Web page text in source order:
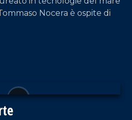
Nocera è ospite di